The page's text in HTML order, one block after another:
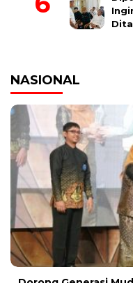
NASIONAL